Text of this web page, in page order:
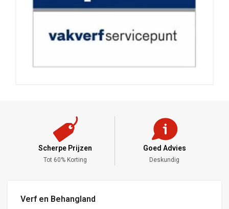
Scherpe Prijzen
Tot 60% Korting
Goed Advies
Deskundig
Verf en Behangland